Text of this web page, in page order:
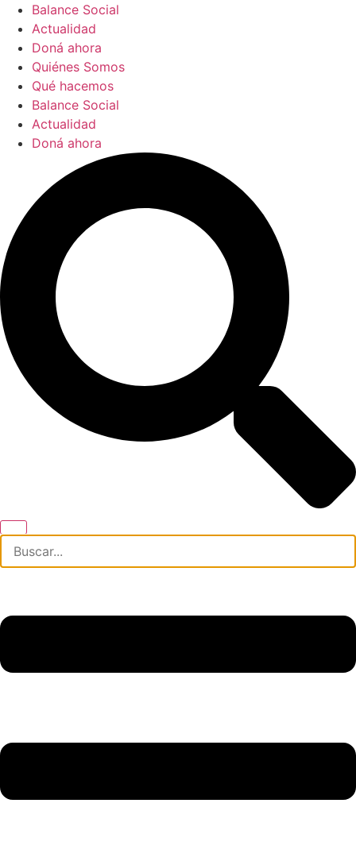
Balance Social
Actualidad
Doná ahora
Quiénes Somos
Qué hacemos
Balance Social
Actualidad
Doná ahora